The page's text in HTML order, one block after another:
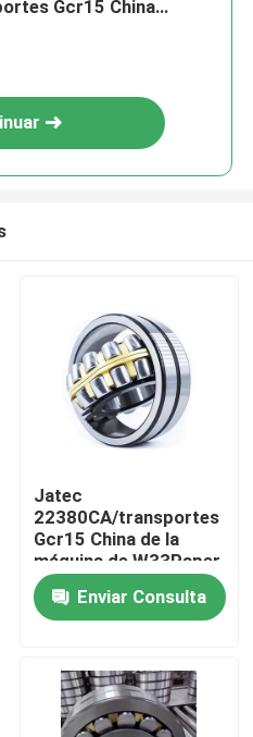
Gcr15 China
Jatec
22380CA/transportes
Gcr15 China de la
máquina de W33Paper
Enviar Consulta